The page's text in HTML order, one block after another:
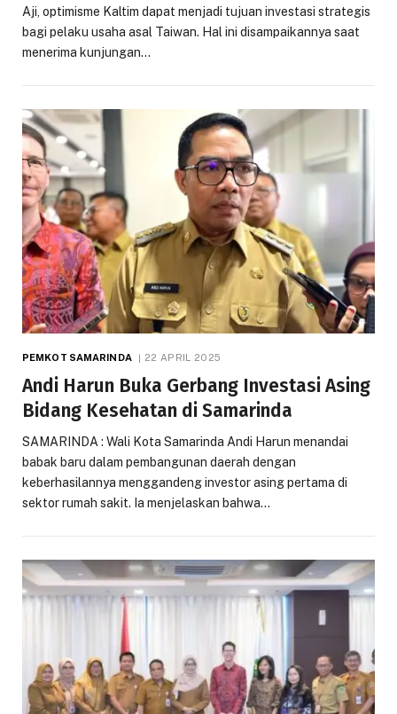
Aji, optimisme Kaltim dapat menjadi tujuan investasi strategis
bagi pelaku usaha asal Taiwan. Hal ini disampaikannya saat
menerima kunjungan…
PEMKOT SAMARINDA 22 APRIL 2025
Andi Harun Buka Gerbang Investasi Asing
Bidang Kesehatan di Samarinda
SAMARINDA : Wali Kota Samarinda Andi Harun menandai
babak baru dalam pembangunan daerah dengan
keberhasilannya menggandeng investor asing pertama di
sektor rumah sakit. Ia menjelaskan bahwa…